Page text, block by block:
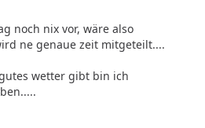
noch nix vor, wäre also
ne genaue zeit mitgeteilt....
wetter gibt bin ich